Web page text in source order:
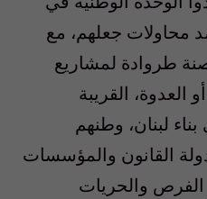
محاولات جعلهم، مع
طروادة لمشاريع
العدوة، القريبة
لبنان، وطنهم
دولة القانون والمؤسسات
الفرص والحريات